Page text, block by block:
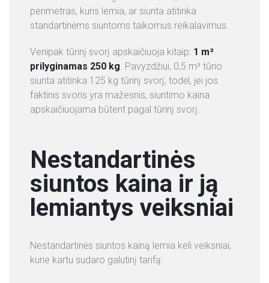
perimetras, kuris lemia, ar siunta atitinka
standartinėms siuntoms taikomus reikalavimus.
Venipak tūrinį svorį apskaičiuoja kitaip: 1 m³
prilyginamas 250 kg. Pavyzdžiui, 0,5 m³ tūrio
siunta atitinka 125 kg tūrinį svorį, todėl, jei jos
faktinis svoris yra mažesnis, siuntimo kaina
apskaičiuojama būtent pagal tūrinį svorį.
Nestandartinės
siuntos kaina ir ją
lemiantys veiksniai
Nestandartinės siuntos kainą lemia keli veiksniai,
kurie kartu sudaro galutinį tarifą: